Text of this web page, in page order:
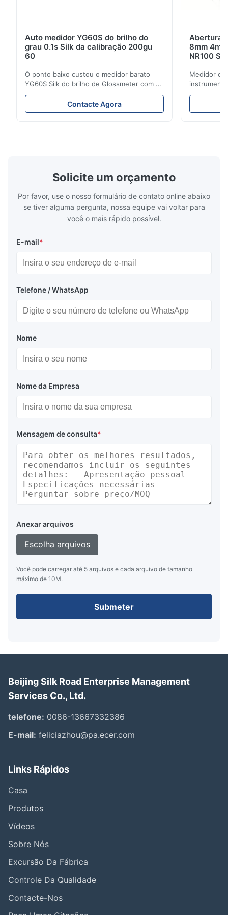
Auto medidor YG60S do brilho do
grau 0.1s Silk da calibração 200gu
60
O ponto baixo custou o medidor barato
YG60S Silk do brilho de Glossmeter com 60
medida lustrosa de gu do grau 200 O
medidor econômico do brilho de YG60S
60° pode testar o material com brilho (0-
Contacte Agora
Abertura
8mm
NR100
Medidor
colorímetro
Colorímetro
Solicite um orçamento
Por favor, use o nosso formulário de contato online abaixo
se tiver alguma pergunta, nossa equipe vai voltar para
você o mais rápido possível.
E-mail*
Telefone / WhatsApp
Nome
Nome da Empresa
Mensagem de consulta*
Anexar arquivos
Escolha arquivos
Você pode carregar até 5 arquivos e cada arquivo de tamanho
máximo de 10M.
Submeter
Beijing Silk Road Enterprise Management
Services Co., Ltd.
telefone: 0086-13667332386
E-mail: feliciazhou@pa.ecer.com
Links Rápidos
Casa
Produtos
Vídeos
Sobre Nós
Excursão Da Fábrica
Controle Da Qualidade
Contacte-Nos